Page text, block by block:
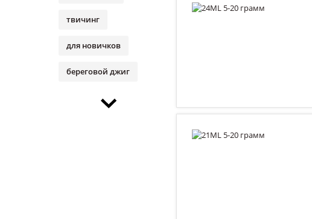
твичинг
для новичков
береговой джиг